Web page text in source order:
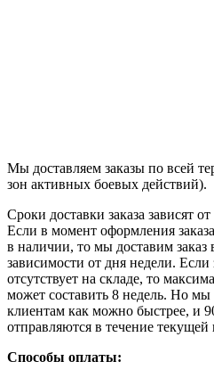
Мы доставляем заказы по всей
зон активных боевых действий).
Сроки доставки заказа зависят
Если в момент оформления
в наличии, то мы доставим заказ
зависимости от дня недели.
отсутствует на складе, то
может составить 8 недель. Но мы
клиентам как можно быстрее, и
отправляются в течение текущей
Способы оплаты: